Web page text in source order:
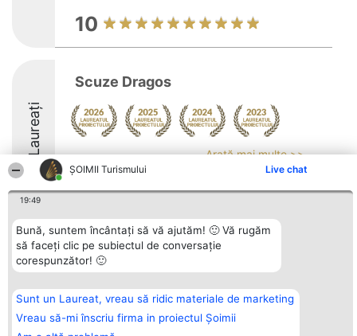
ȘOIMII Turismului Live chat
19:49
Bună, suntem încântați să vă ajutăm! 🙂 Vă rugăm
să faceți clic pe subiectul de conversație
corespunzător! 🙂
Sunt un Laureat, vreau să ridic materiale de marketing
Vreau să-mi înscriu firma in proiectul Șoimii
10
Laureați
Scuze Dragos
Arată mai multe >>
8.1
Organizator Ranking
BRIGHT SOLUTIONS BR SRL
Aleea Timisul De Sus 2 Bl. A30
București
CUI 36737675
tel: +40 770 990 492
Plebiscyt
Câștigătorii
Reguli
Statut
Politica de
confidențialitate